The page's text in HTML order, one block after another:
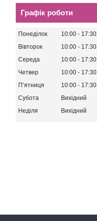
Графік роботи
Понеділок 10:00
17:30
Вівторок
10:00
17:30
Середа
10:00
17:30
Четвер
10:00
17:30
Пʼятниця
10:00
17:30
Субота
Вихідний
Неділя
Вихідний